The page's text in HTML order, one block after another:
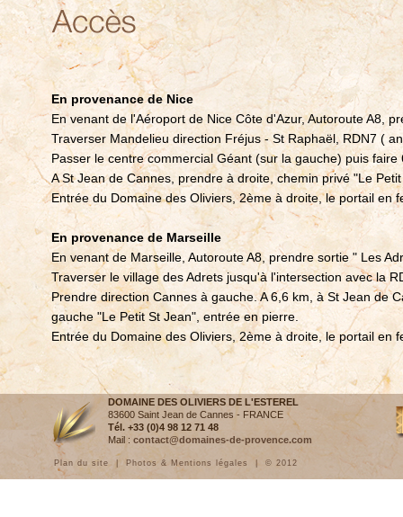
En provenance de Nice
En venant de l'Aéroport de Nice Côte d'Azur, Autoroute A8,
Traverser Mandelieu direction Fréjus - St Raphaël, RDN7 (
Passer le centre commercial Géant (sur la gauche) puis
A St Jean de Cannes, prendre à droite, chemin privé "Le
Entrée du Domaine des Oliviers, 2ème à droite, le portail en
En provenance de Marseille
En venant de Marseille, Autoroute A8, prendre sortie " Les
Traverser le village des Adrets jusqu'à l'intersection avec la
Prendre direction Cannes à gauche. A 6,6 km, à St Jean de
gauche "Le Petit St Jean", entrée en pierre.
Entrée du Domaine des Oliviers, 2ème à droite, le portail en
DOMAINE DES OLIVIERS DE L'ESTEREL
83600 Saint Jean de Cannes - FRANCE
Tél. +33 (0)4 98 12 71 48
Mail : contact@domaines-de-provence.com
Plan du site | Photos & Mentions légales | © 2012